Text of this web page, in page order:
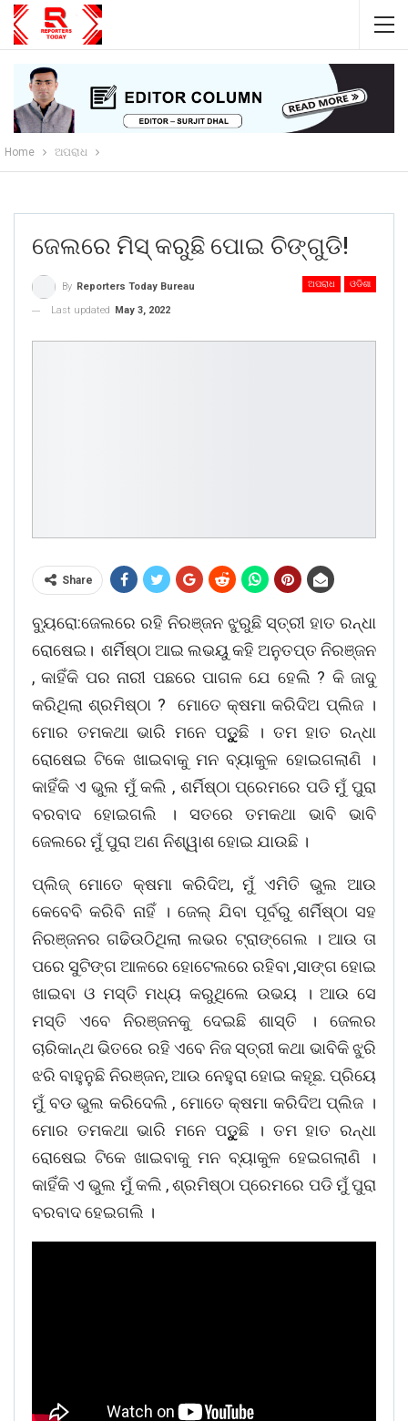
Home ଅପରାଧ
ଜେଲରେ ମିସ୍ କରୁଛି ପୋଇ ଚିଙ୍ଗୁଡି!
ଅପରାଧ ଓଡିଶା
By Reporters Today Bureau
Last updated
May 3, 2022
Share
ବ୍ୟୁରୋ:ଜେଲରେ ରହି ନିରଞ୍ଜନ ଝୁରୁଛି ସ୍ତ୍ରୀ ହାତ ରନ୍ଧା
ରୋଷେଇ। ଶର୍ମିଷ୍ଠା ଆଇ ଲଭୟୁ କହି ଅନୁତପ୍ତ ନିରଞ୍ଜନ
, କାହିଁକି ପର ନାରୀ ପଛରେ ପାଗଳ ଯେ ହେଲି ? କି ଜାଦୁ
କରିଥିଲା ଶ୍ରମିଷ୍ଠା ? ମୋତେ କ୍ଷମା କରିଦିଅ ପ୍ଲିଜ ।
ମୋର ତମକଥା ଭାରି ମନେ ପଡୁୁୁୁୁୁଛି । ତମ ହାତ ରନ୍ଧା
ରୋଷେଇ ଟିକେ ଖାଇବାକୁ ମନ ବ୍ୟାକୁଳ ହୋଇଗଲାଣି ।
କାହିଁକି ଏ ଭୁଲ ମୁଁ କଲି , ଶର୍ମିଷ୍ଠା ପ୍ରେମରେ ପଡି ମୁଁ ପୁରା
ବରବାଦ ହୋଇଗଲି । ସତରେ ତମକଥା ଭାବି ଭାବି
ଜେଲରେ ମୁଁ ପୁରା ଅଣ ନିଶ୍ୱାଶ ହୋଇ ଯାଉଛି ।
ପ୍ଲିଜ୍ ମୋତେ କ୍ଷମା କରିଦିଅ, ମୁଁ ଏମିତି ଭୁଲ ଆଉ
କେବେବି କରିବି ନାହିଁ । ଜେଲ୍ ଯିବା ପୂର୍ବରୁ ଶର୍ମିଷ୍ଠା ସହ
ନିରଞ୍ଜନର ଗଢିଉଠିଥିଲା ଲଭର ଟ୍ରାଙ୍ଗେଲ । ଆଉ ତା
ପରେ ସୁଟିଙ୍ଗ ଆଳରେ ହୋଟେଲରେ ରହିବା ,ସାଙ୍ଗ ହୋଇ
ଖାଇବା ଓ ମସ୍ତି ମଧ୍ୟ କରୁଥିଲେ ଉଭୟ । ଆଉ ସେ
ମସ୍ତି ଏବେ ନିରଞ୍ଜନକୁ ଦେଇଛି ଶାସ୍ତି । ଜେଲର
ଚାରିକାନ୍ଥ ଭିତରେ ରହି ଏବେ ନିଜ ସ୍ତ୍ରୀ କଥା ଭାବିକି ଝୁରି
ଝରି ବାହୁନୁଛି ନିରଞ୍ଜନ, ଆଉ ନେହୁରା ହୋଇ କହୂଛ. ପ୍ରିୟେ
ମୁଁ ବଡ ଭୁଲ କରିଦେଲି , ମୋତେ କ୍ଷମା କରିଦିଅ ପ୍ଲିଜ ।
ମୋର ତମକଥା ଭାରି ମନେ ପଡୁୁୁୁୁୁଛି । ତମ ହାତ ରନ୍ଧା
ରୋଷେଇ ଟିକେ ଖାଇବାକୁ ମନ ବ୍ୟାକୁଳ ହେଇଗଲାଣି ।
କାହିଁକି ଏ ଭୁଲ ମୁଁ କଲି , ଶ୍ରମିଷ୍ଠା ପ୍ରେମରେ ପଡି ମୁଁ ପୁରା
ବରବାଦ ହେଇଗଲି ।